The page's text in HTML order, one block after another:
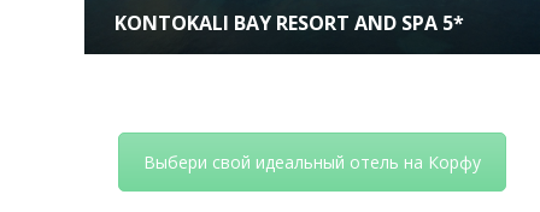
KONTOKALI BAY RESORT AND SPA 5*
Выбери свой идеальный отель на Корфу